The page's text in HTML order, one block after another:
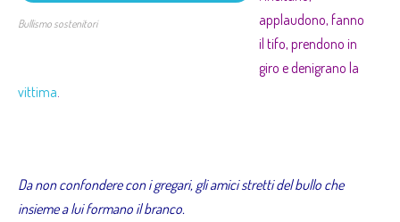
Bullismo sostenitori
applaudono, fanno
il tifo, prendono in
giro e denigrano la
vittima.
Da non confondere con i gregari, gli amici stretti delbullo che
insieme a lui formano il branco.